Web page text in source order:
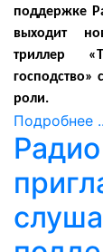
поддержке
выходит
триллер
господство»
роли.
Подробнее
Радио